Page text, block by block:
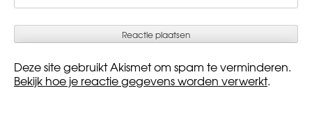
Deze site gebruikt Akismet om spam te verminderen.
Bekijk hoe je reactie gegevens worden verwerkt.